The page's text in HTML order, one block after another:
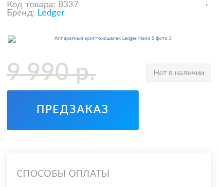
Код товара: 8337
Бренд: Ledger
9 990р. Нет в наличии
ПРЕДЗАКАЗ
СПОСОБЫ ОПЛАТЫ